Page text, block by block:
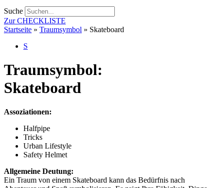
Suche
Zur CHECKLISTE
Startseite » Traumsymbol » Skateboard
S
Traumsymbol:
Skateboard
Assoziationen:
Halfpipe
Tricks
Urban Lifestyle
Safety Helmet
Allgemeine Deutung:
Ein Traum von einem Skateboard kann das Bedürfnis nach